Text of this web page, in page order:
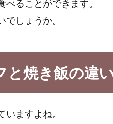
ることができます。
しょうか。
焼き飯の違
ますよね。